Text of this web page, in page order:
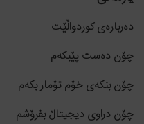
دەربارەی کوردواڵێت
چۆن دەست پێبکەم
چۆن بنکەی خۆم تۆمار بکەم
چۆن دراوی دیجیتاڵ بفرۆشم